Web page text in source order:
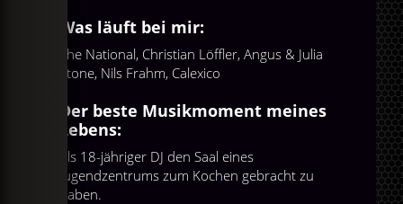
Was läuft bei mir:
The National, Christian Löffler, Angus & Julia
Stone, Nils Frahm, Calexico
Der beste Musikmoment meines
Lebens:
Als 18-jähriger DJ den Saal eines
Jugendzentrums zum Kochen gebracht zu
haben.